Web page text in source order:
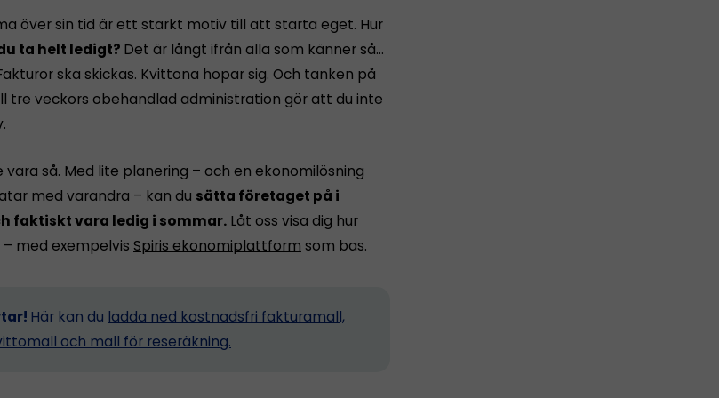
över sin tid är ett starkt motiv till att starta eget. Hur
ta helt ledigt? Det är långt ifrån alla som känner så…
ska skickas. Kvittona hopar sig. Och tanken på
tre veckors obehandlad administration gör att du inte
så. Med lite planering – och en ekonomilösning
med varandra – kan du sätta företaget på i
faktiskt vara ledig i sommar. Låt oss visa dig hur
med exempelvis Spiris ekonomiplattform som bas.
Här kan du ladda ned kostnadsfri fakturamall,
och mall för reseräkning.